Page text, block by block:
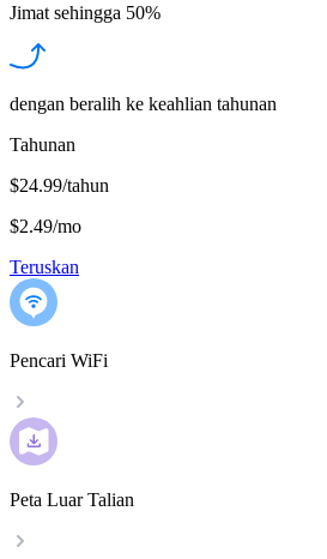
Jimat sehingga 50%
dengan beralih ke keahlian tahunan
Tahunan
$24.99/tahun
$2.49/mo
Teruskan
Pencari WiFi
Peta Luar Talian